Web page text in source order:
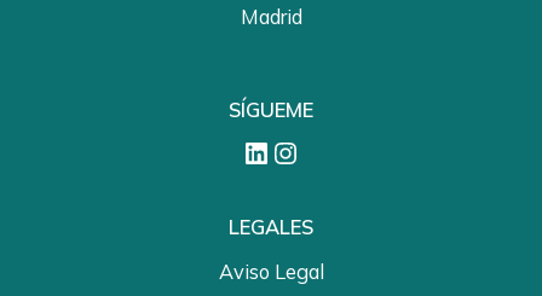
Madrid
SÍGUEME
LinkedIn
Instagram
LEGALES
Aviso Legal